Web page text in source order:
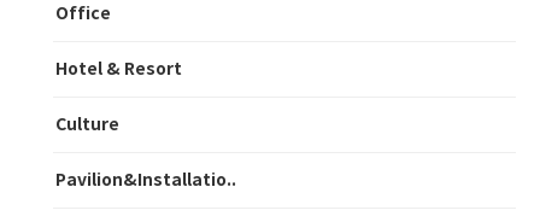
Office
Hotel & Resort
Culture
Pavilion&Installatio..